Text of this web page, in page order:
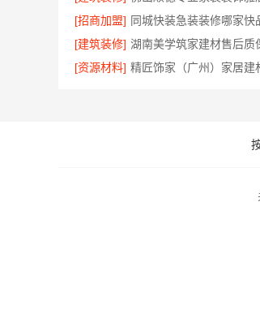
[招商加盟] 同城快装急装装修哪家快
[建筑装修] 湖南美学筑家建材售后质
[资源材料]